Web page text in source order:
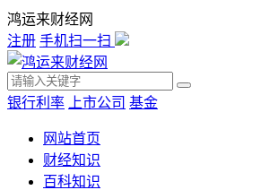
鸿运来财经网
注册 手机扫一扫
银行利率 上市公司 基金
网站首页
财经知识
百科知识